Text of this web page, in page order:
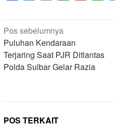
Navigasi
pos
Pos sebelumnya
Puluhan Kendaraan
Terjaring Saat PJR Ditlantas
Polda Sulbar Gelar Razia
POS TERKAIT